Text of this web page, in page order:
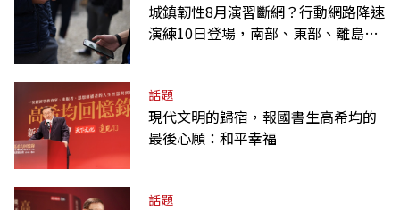
城鎮韌性8月演習斷網？行動網路降速
演練10日登場，南部、東部、離島為
話題
現代文明的歸宿，報國書生高希均的
最後心願：和平幸福
話題